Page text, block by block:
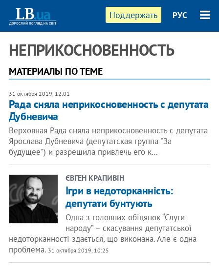
Поддержать РУС
НЕПРИКОСНОВЕННОСТЬ
МАТЕРИАЛЫ ПО ТЕМЕ
31 октября 2019, 12:01
Рада сняла неприкосновенность с депутата
Дубневича
Верховная Рада сняла неприкосновенность с депутата
Ярослава Дубневича (депутатская группа "За
будущее") и разрешила привлечь его к…
ЄВГЕН КРАПИВІН
Ігри в недоторканність:
депутати бунтують
Одна з головних обіцянок “Слуги
народу” – скасування депутатської
недоторканності здається, що виконана. Але є одна
проблема. 31 октября 2019, 10:25